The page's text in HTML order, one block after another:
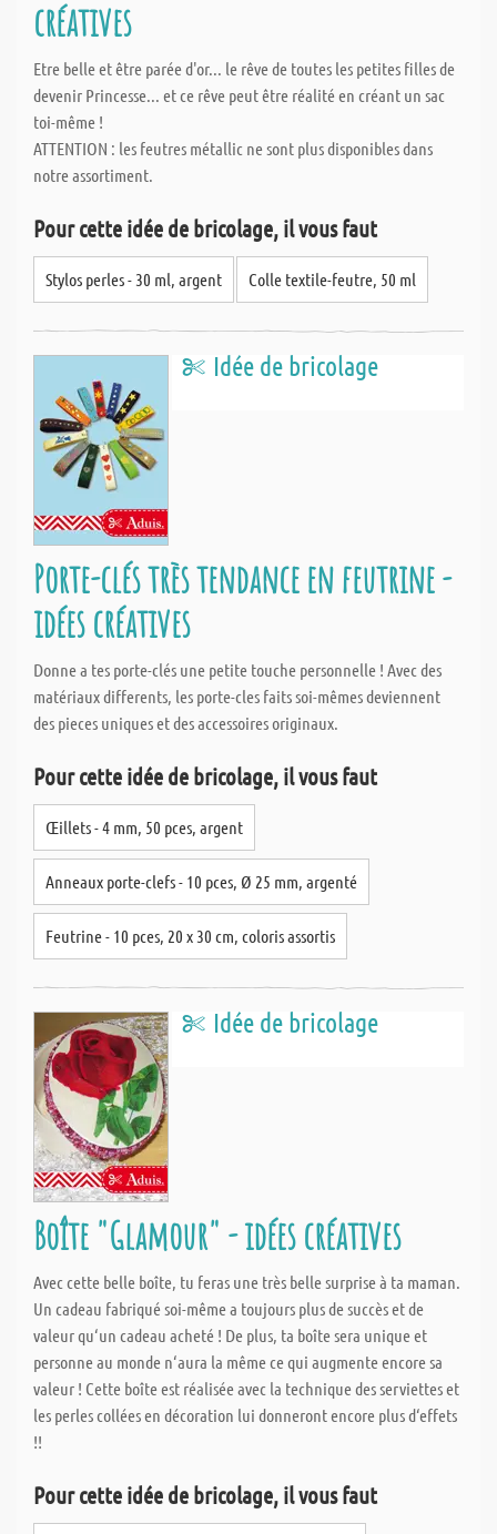
créatives
Etre belle et être parée d'or... le rêve de toutes les petites filles de
devenir Princesse... et ce rêve peut être réalité en créant un sac
toi-même !
ATTENTION : les feutres métallic ne sont plus disponibles dans
notre assortiment.
Pour cette idée de bricolage, il vous faut
Stylos perles - 30 ml, argent Colle textile-feutre, 50 ml
Idée de bricolage
Porte-clés très tendance en feutrine -
idées créatives
Donne a tes porte-clés une petite touche personnelle ! Avec des
matériaux differents, les porte-cles faits soi-mêmes deviennent
des pieces uniques et des accessoires originaux.
Pour cette idée de bricolage, il vous faut
Œillets - 4 mm, 50 pces, argent
Anneaux porte-clefs - 10 pces, Ø 25 mm, argenté
Feutrine - 10 pces, 20 x 30 cm, coloris assortis
Idée de bricolage
Boîte "Glamour" - idées créatives
Avec cette belle boîte, tu feras une très belle surprise à ta maman.
Un cadeau fabriqué soi-même a toujours plus de succès et de
valeur qu‘un cadeau acheté ! De plus, ta boîte sera unique et
personne au monde n‘aura la même ce qui augmente encore sa
valeur ! Cette boîte est réalisée avec la technique des serviettes et
les perles collées en décoration lui donneront encore plus d‘effets
!!
Pour cette idée de bricolage, il vous faut